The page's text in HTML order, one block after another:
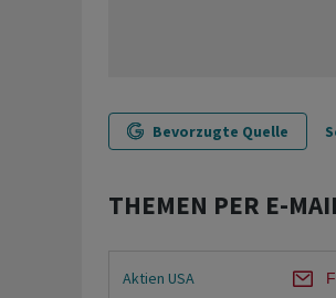
Bevorzugte Quelle
THEMEN PER E-
Aktien USA